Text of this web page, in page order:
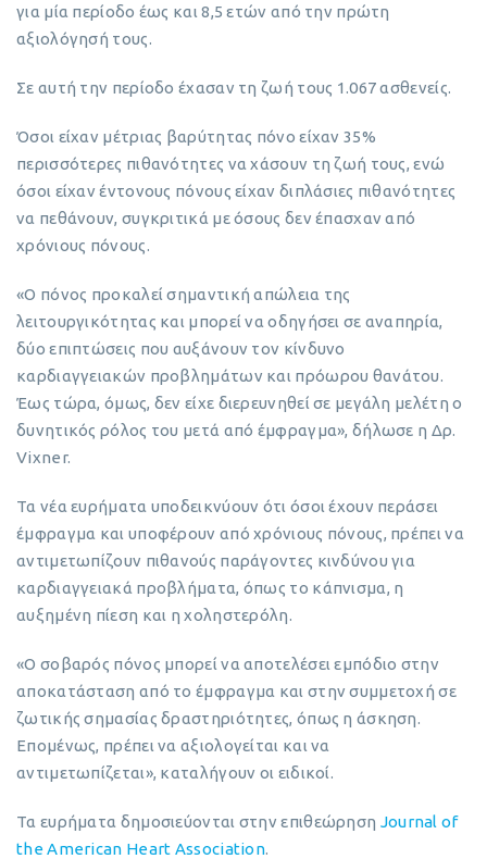
για μία περίοδο έως και 8,5 ετών από την πρώτη
αξιολόγησή τους.
Σε αυτή την περίοδο έχασαν τη ζωή τους 1.067 ασθενείς.
Όσοι είχαν μέτριας βαρύτητας πόνο είχαν 35%
περισσότερες πιθανότητες να χάσουν τη ζωή τους, ενώ
όσοι είχαν έντονους πόνους είχαν διπλάσιες πιθανότητες
να πεθάνουν, συγκριτικά με όσους δεν έπασχαν από
χρόνιους πόνους.
«Ο πόνος προκαλεί σημαντική απώλεια της
λειτουργικότητας και μπορεί να οδηγήσει σε αναπηρία,
δύο επιπτώσεις που αυξάνουν τον κίνδυνο
καρδιαγγειακών προβλημάτων και πρόωρου θανάτου.
Έως τώρα, όμως, δεν είχε διερευνηθεί σε μεγάλη μελέτη ο
δυνητικός ρόλος του μετά από έμφραγμα», δήλωσε η Δρ.
Vixner.
Τα νέα ευρήματα υποδεικνύουν ότι όσοι έχουν περάσει
έμφραγμα και υποφέρουν από χρόνιους πόνους, πρέπει να
αντιμετωπίζουν πιθανούς παράγοντες κινδύνου για
καρδιαγγειακά προβλήματα, όπως το κάπνισμα, η
αυξημένη πίεση και η χοληστερόλη.
«Ο σοβαρός πόνος μπορεί να αποτελέσει εμπόδιο στην
αποκατάσταση από το έμφραγμα και στην συμμετοχή σε
ζωτικής σημασίας δραστηριότητες, όπως η άσκηση.
Επομένως, πρέπει να αξιολογείται και να
αντιμετωπίζεται», καταλήγουν οι ειδικοί.
Τα ευρήματα δημοσιεύονται στην επιθεώρηση Journal of
the American Heart Association.